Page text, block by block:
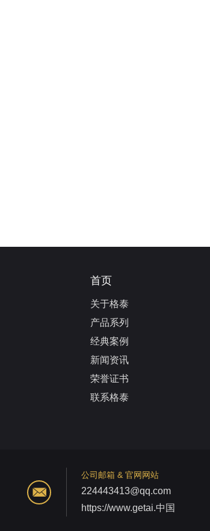
首页
关于格泰
产品系列
经典案例
新闻资讯
荣誉证书
联系格泰
公司邮箱 & 官网网站
224443413@qq.com
https://www.getai.中国